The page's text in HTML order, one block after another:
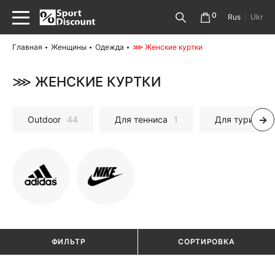
0 Rus Ukr
Главная Женщины Одежда ⋙ Женские куртки
⋙ ЖЕНСКИЕ КУРТКИ
Outdoor 44 Для тенниса 1 Для туризма
ФИЛЬТР СОРТИРОВКА